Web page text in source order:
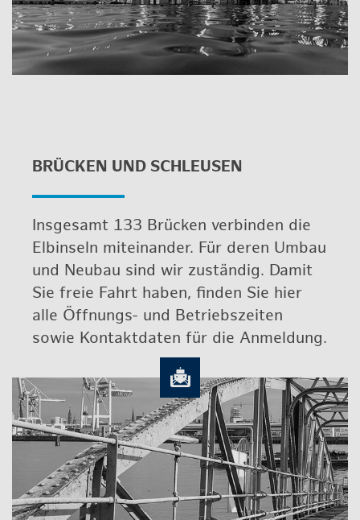
BRÜ­CKEN UND SCHLEU­SEN
Ins­ge­samt 133 Brü­cken ver­bin­den die
Elb­in­seln mit­ein­an­der. Für deren Umbau
und Neu­bau sind wir zu­stän­dig. Damit
Sie freie Fahrt haben, fin­den Sie hier
alle Öff­nungs- und Be­triebs­zei­ten
sowie Kon­takt­da­ten für die An­mel­dung.